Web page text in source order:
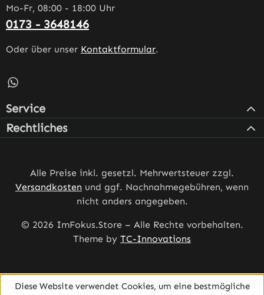
Mo-Fr, 08:00 - 18:00 Uhr
0173 - 3648146
Oder über unser Kontaktformular.
Schreib uns auf WhatsApp – öffnet in neuem Tab
Service
Rechtliches
Alle Preise inkl. gesetzl. Mehrwertsteuer zzgl.
Versandkosten und ggf. Nachnahmegebühren, wenn
nicht anders angegeben.
© 2026 ImFokus.Store – Alle Rechte vorbehalten.
Theme by TC-Innovations
Diese Website verwendet Cookies, um eine bestmögliche